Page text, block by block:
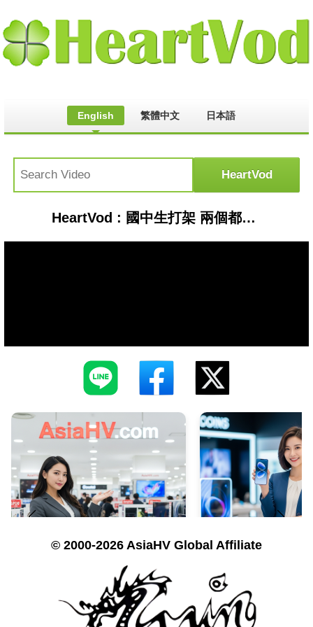
English 繁體中文 日本語
HeartVod : 國中生打架 兩個都有學過跆拳道!!!
© 2000-2026 AsiaHV Global Affiliate